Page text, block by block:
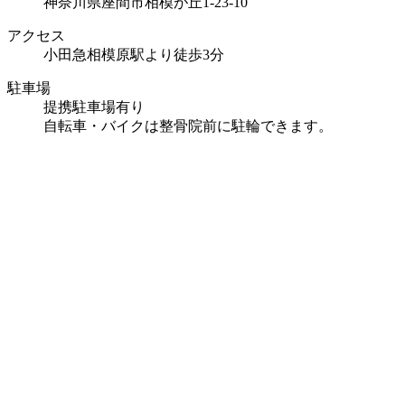
アクセス
小田急相模原駅より徒歩3分
駐車場
提携駐車場有り
自転車・バイクは整骨院前に駐輪できます。